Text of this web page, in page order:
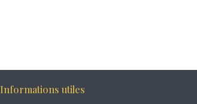
Informations utiles